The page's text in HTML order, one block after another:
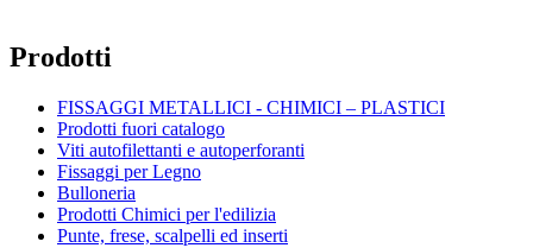
Prodotti
FISSAGGI METALLICI - CHIMICI – PLASTICI
Prodotti fuori catalogo
Viti autofilettanti e autoperforanti
Fissaggi per Legno
Bulloneria
Prodotti Chimici per l'edilizia
Punte, frese, scalpelli ed inserti